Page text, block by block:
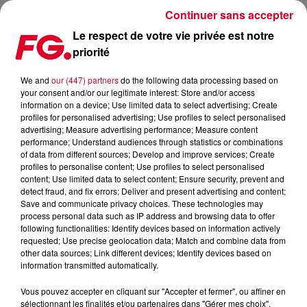
COUP DE CŒUR FG: ‘FREE WOMAN’ DE LADY GAGA
Publié : 11 mai 2021 à 5h22 par Antony Harari
Crédit :Facebook Officiel Lady Gaga
Le respect de votre vie privée est notre
priorité
We and our (447) partnersdo the following data processing based on
your consent and/or our legitimate interest: Store and/or access
information on a device; Use limited data to select advertising; Create
profiles for personalised advertising; Use profiles to select personalised
advertising; Measure advertising performance; Measure content
performance; Understand audiences through statistics or combinations
of data from different sources; Develop and improve services; Create
profiles to personalise content; Use profiles to select personalised
content; Use limited data to select content; Ensure security, prevent and
detect fraud, and fix errors; Deliver and present advertising and content;
Save and communicate privacy choices. These technologies may
process personal data such as IP address and browsing data to offer
following functionalities: Identify devices based on information actively
requested; Use precise geolocation data; Match and combine data from
other data sources; Link different devices; Identify devices based on
information transmitted automatically.
Vous pouvez accepter en cliquant sur "Accepter et fermer", ou affiner en
sélectionnant les finalités et/ou partenaires dans "Gérer mes choix".
Continuer sans accepter